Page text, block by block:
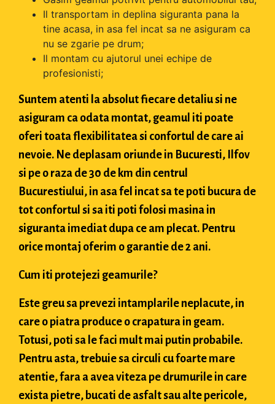
Il transportam in deplina siguranta pana la
tine acasa, in asa fel incat sa ne asiguram ca
nu se zgarie pe drum;
Il montam cu ajutorul unei echipe de
profesionisti;
Suntem atenti la absolut fiecare detaliu si ne
asiguram ca odata montat, geamul iti poate
oferi toata flexibilitatea si confortul de care ai
nevoie. Ne deplasam oriunde in Bucuresti, Ilfov
si pe o raza de 30 de km din centrul
Bucurestiului, in asa fel incat sa te poti bucura de
tot confortul si sa iti poti folosi masina in
siguranta imediat dupa ce am plecat. Pentru
orice montaj oferim o garantie de 2 ani.
Cum iti protejezi geamurile?
Este greu sa prevezi intamplarile neplacute, in
care o piatra produce o crapatura in geam.
Totusi, poti sa le faci mult mai putin probabile.
Pentru asta, trebuie sa circuli cu foarte mare
atentie, fara a avea viteza pe drumurile in care
exista pietre, bucati de asfalt sau alte pericole,